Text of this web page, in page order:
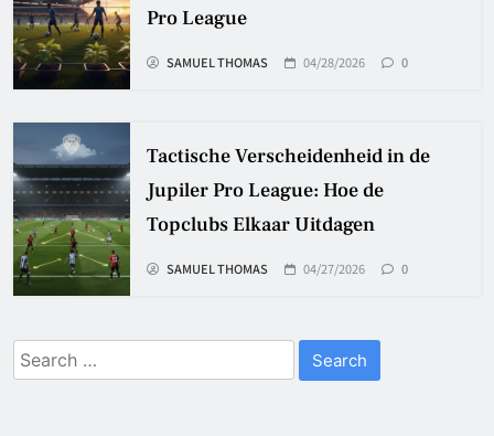
Pro League
SAMUEL THOMAS 04/28/2026 0
Tactische Verscheidenheid in de
Jupiler Pro League: Hoe de
Topclubs Elkaar Uitdagen
SAMUEL THOMAS 04/27/2026 0
Search
for: